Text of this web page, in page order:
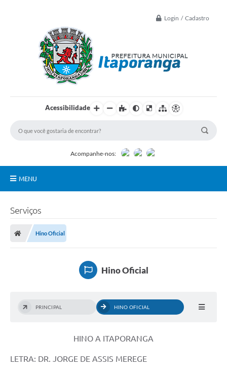
Login / Cadastro
Acessibilidade
Acompanhe-nos:
MENU
Turismo
Lei Aldir Blanc
Balanços
Serviços
Hino Oficial
Hino Oficial
PRINCIPAL HINO OFICIAL
HINO A ITAPORANGA
LETRA: DR. JORGE DE ASSIS MEREGE